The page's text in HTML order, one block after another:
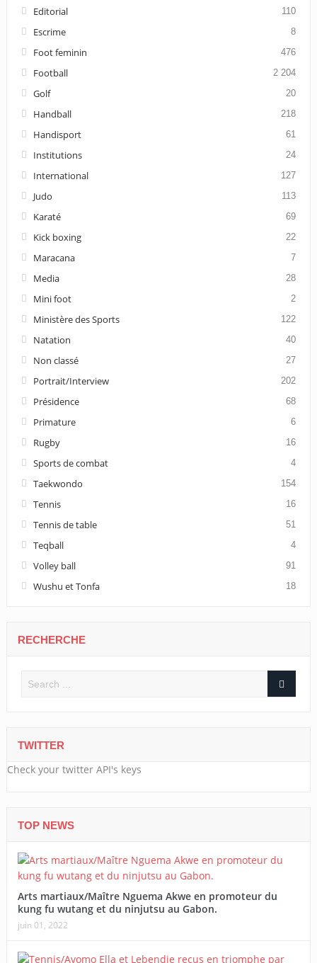
Editorial 110
Escrime 8
Foot feminin 476
Football 2 204
Golf 20
Handball 218
Handisport 61
Institutions 24
International 127
Judo 113
Karaté 69
Kick boxing 22
Maracana 7
Media 28
Mini foot 2
Ministère des Sports 122
Natation 40
Non classé 27
Portrait/Interview 202
Présidence 68
Primature 6
Rugby 16
Sports de combat 4
Taekwondo 154
Tennis 16
Tennis de table 51
Teqball 4
Volley ball 91
Wushu et Tonfa 18
RECHERCHE
TWITTER
Check your twitter API's keys
TOP NEWS
Arts martiaux/Maître Nguema Akwe en promoteur du
kung fu wutang et du ninjutsu au Gabon.
juin 01, 2022